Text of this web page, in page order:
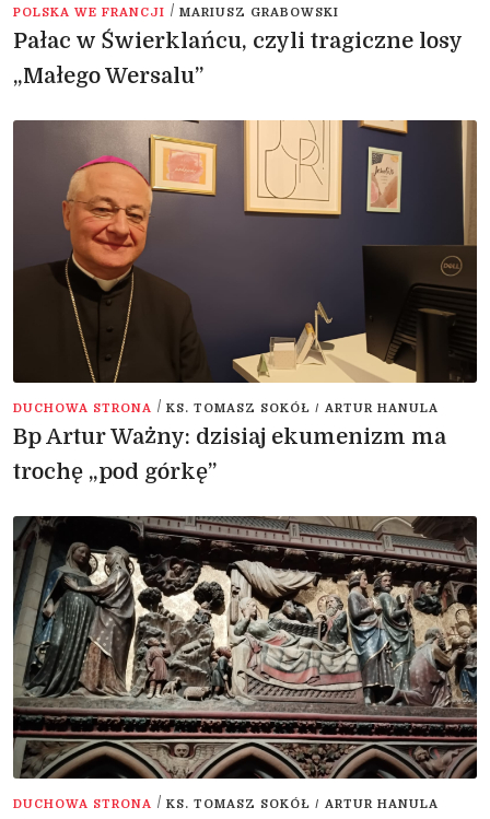
POLSKA WE FRANCJI / MARIUSZ GRABOWSKI
Pałac w Świerklańcu, czyli tragiczne losy
„Małego Wersalu”
DUCHOWA STRONA / KS. TOMASZ SOKÓŁ / ARTUR HANULA
Bp Artur Ważny: dzisiaj ekumenizm ma
trochę „pod górkę”
DUCHOWA STRONA / KS. TOMASZ SOKÓŁ / ARTUR HANULA